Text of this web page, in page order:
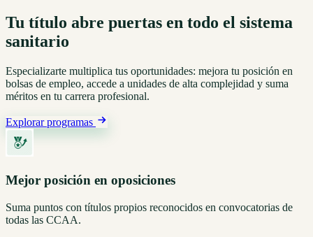
Tu título abre puertas en todo el sistema
sanitario
Especializarte multiplica tus oportunidades: mejora tu posición en
bolsas de empleo, accede a unidades de alta complejidad y suma
méritos en tu carrera profesional.
Explorar programas
Mejor posición en oposiciones
Suma puntos con títulos propios reconocidos en convocatorias de
todas las CCAA.